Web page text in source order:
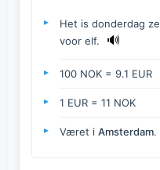
Het is donderdag
voor elf.
🔊
100 NOK = 9.1 EUR
1 EUR = 11 NOK
Været i Amsterdam.